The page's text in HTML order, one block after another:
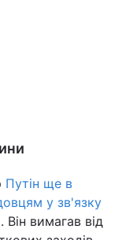
Путін ще в
у зв'язку
. Він вимагав від